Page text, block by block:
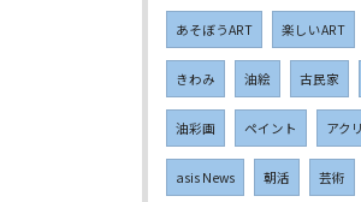
あそぼうART 楽しいART
きわみ 油絵 古民家
油彩画 ペイント アク
asis News 朝活 芸術